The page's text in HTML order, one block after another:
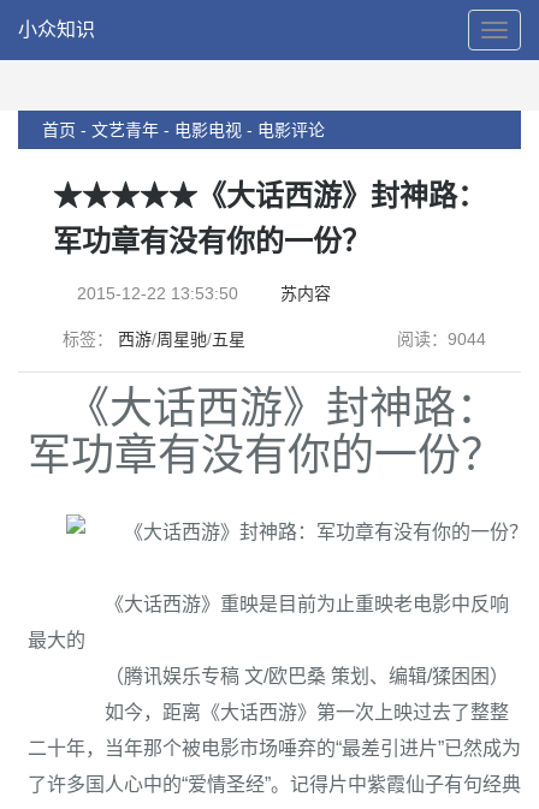
T
o
e
o
小众知识
首页 - 文艺青年 - 电影电视 - 电影评论
★★★★★《大话西游》封神路：
军功章有没有你的一份？
2015-12-22 13:53:50 苏内容
标签： 西游/周星驰/五星 阅读：9044
《大话西游》封神路：
军功章有没有你的一份？
《大话西游》重映是目前为止重映老电影中反响
最大的
（腾讯娱乐专稿 文/欧巴桑 策划、编辑/猱困困）
如今，距离《大话西游》第一次上映过去了整整
二十年，当年那个被电影市场唾弃的“最差引进片”已然成为
了许多国人心中的“爱情圣经”。记得片中紫霞仙子有句经典